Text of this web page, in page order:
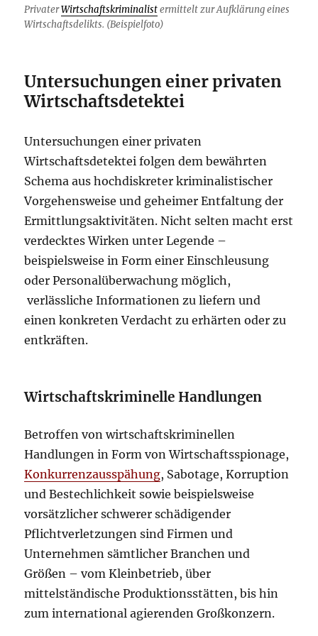
PrivaterWirtschaftskriminalistermittelt zur Aufklärung eines
Wirtschaftsdelikts. (Beispielfoto)
Untersuchungen einer privaten
Wirtschaftsdetektei
Untersuchungen einer privaten
Wirtschaftsdetektei folgen dem bewährten
Schema aus hochdiskreter kriminalistischer
Vorgehensweise und geheimer Entfaltung der
Ermittlungsaktivitäten. Nicht selten macht erst
verdecktes Wirken unter Legende –
beispielsweise in Form einer Einschleusung
oder Personalüberwachung möglich,
verlässliche Informationen zu liefern und
einen konkreten Verdacht zu erhärten oder zu
entkräften.
Wirtschaftskriminelle Handlungen
Betroffen von wirtschaftskriminellen
Handlungen in Form von Wirtschaftsspionage,
Konkurrenzausspähung, Sabotage, Korruption
und Bestechlichkeit sowie beispielsweise
vorsätzlicher schwerer schädigender
Pflichtverletzungen sind Firmen und
Unternehmen sämtlicher Branchen und
Größen – vom Kleinbetrieb, über
mittelständische Produktionsstätten, bis hin
zum international agierenden Großkonzern.